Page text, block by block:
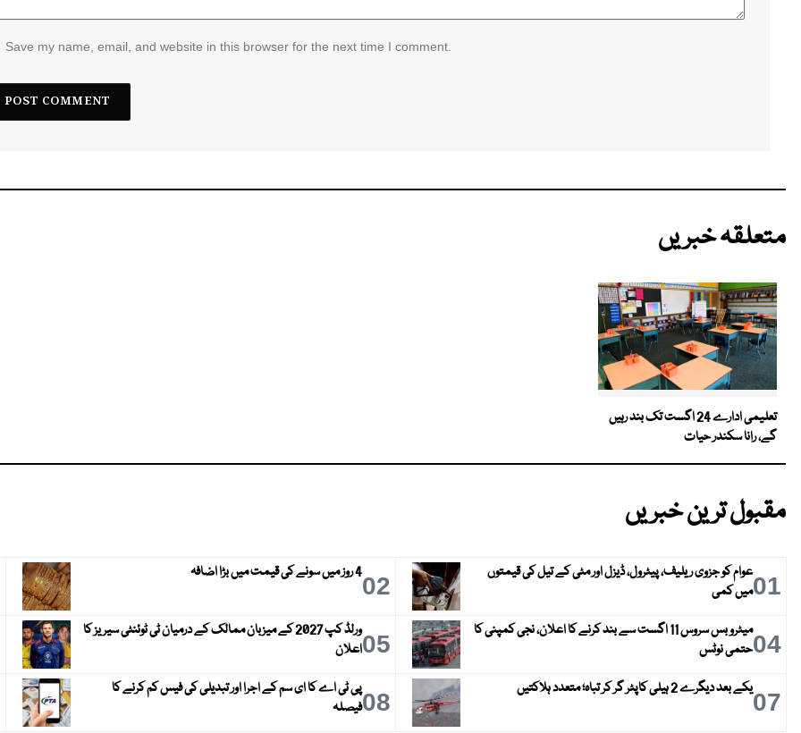
Save my name, email, and website in this browser for the next time I comment.
متعلقہ خبریں
تعلیمی ادارے 24 اگست تک بند رہیں
گے، رانا سکندر حیات
مقبول ترین خبریں
01عوام کو جزوی ریلیف، پیٹرول، ڈیزل اور مٹی کے تیل کی قیمتوں
میں کمی
024 روز میں سونے کی قیمت میں بڑا اضافہ
04
میٹرو بس سروس 11 اگست سے بند کرنے کا اعلان، نجی کمپنی کا
حتمی نوٹس
05
ورلڈ کپ 2027 کے میزبان ممالک کے درمیان ٹی ٹوئنٹی سیریز کا
اعلان
07یکے بعد دیگرے 2 ہیلی کاپٹر گر کر تباہ؛ متعدد ہلاکتیں 08پی ٹی اے کا ای سم کے اجرا اور تبدیلی کی فیس کم کرنے کا
فیصلہ